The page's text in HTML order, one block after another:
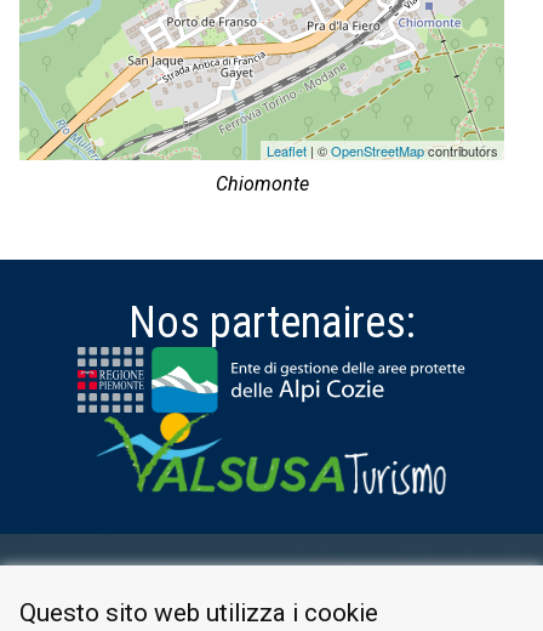
Leaflet | ©OpenStreetMapcontributors
Chiomonte
Nos partenaires:
PRIVACY POLICY
Questo sito web utilizza i cookie